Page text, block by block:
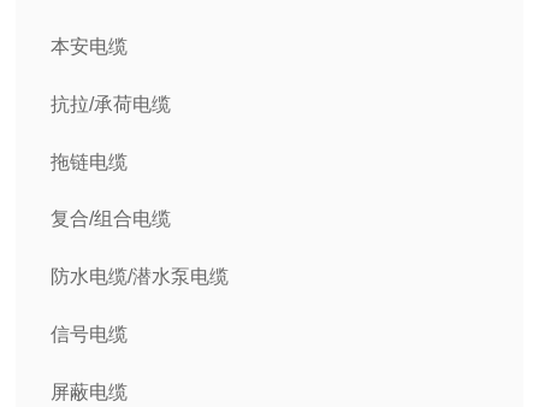
本安电缆
抗拉/承荷电缆
拖链电缆
复合/组合电缆
防水电缆/潜水泵电缆
信号电缆
屏蔽电缆